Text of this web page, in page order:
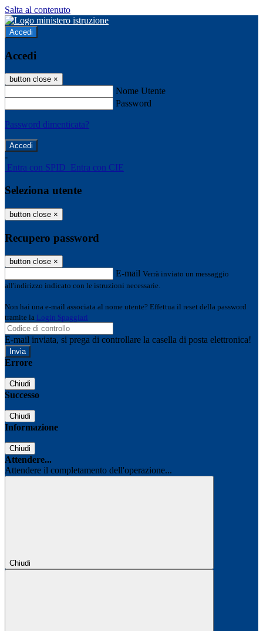
Salta al contenuto
Accedi
Accedi
button close ×
Nome Utente
Password
Password dimenticata?
-
Entra con SPID Entra con CIE
Seleziona utente
button close ×
Recupero password
button close ×
E-mail Verrà inviato un messaggio
all'indirizzo indicato con le istruzioni necessarie.
Non hai una e-mail associata al nome utente? Effettua il reset della password
tramite la Login Spaggiari
E-mail inviata, si prega di controllare la casella di posta elettronica!
Errore
Chiudi
Successo
Chiudi
Informazione
Chiudi
Attendere...
Attendere il completamento dell'operazione...
Chiudi